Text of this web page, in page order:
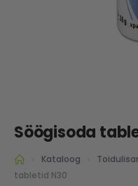
to
beginning
of
Söögisoda
Kataloog
tabletid N30